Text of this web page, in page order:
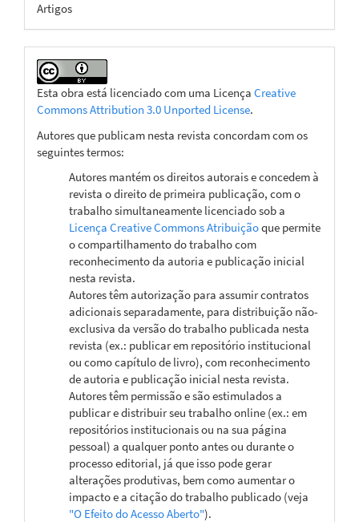
Artigos
Esta obra está licenciado com uma Licença Creative
Commons Attribution 3.0 Unported License.
Autores que publicam nesta revista concordam com os
seguintes termos:
Autores mantém os direitos autorais e concedem à
revista o direito de primeira publicação, com o
trabalho simultaneamente licenciado sob a
Licença Creative Commons Atribuiçãoque permite
o compartilhamento do trabalho com
reconhecimento da autoria e publicação inicial
nesta revista.
Autores têm autorização para assumir contratos
adicionais separadamente, para distribuição não-
exclusiva da versão do trabalho publicada nesta
revista (ex.: publicar em repositório institucional
ou como capítulo de livro), com reconhecimento
de autoria e publicação inicial nesta revista.
Autores têm permissão e são estimulados a
publicar e distribuir seu trabalho online (ex.: em
repositórios institucionais ou na sua página
pessoal) a qualquer ponto antes ou durante o
processo editorial, já que isso pode gerar
alterações produtivas, bem como aumentar o
impacto e a citação do trabalho publicado (veja
"O Efeito do Acesso Aberto").